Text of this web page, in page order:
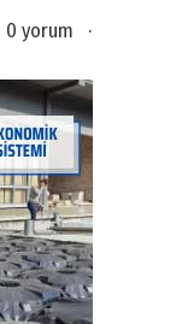
0 yorum ·